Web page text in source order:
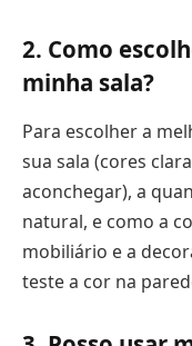
2. Como
minha sala?
Para escolher a
sua sala (cores
aconchegar), a
natural, e como a
mobiliário e a
teste a cor na